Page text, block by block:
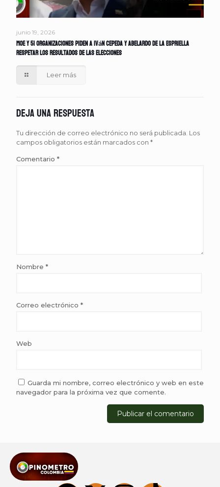
junio 19, 2026
MOE y 51 organizaciones piden a Iván Cepeda y Abelardo de la Espriella
respetar los resultados de las elecciones
Leer más
Deja una respuesta
Tu dirección de correo electrónico no será publicada. Los
campos obligatorios están marcados con *
Comentario *
Nombre *
Correo electrónico *
Web
Guarda mi nombre, correo electrónico y web en este
navegador para la próxima vez que comente.